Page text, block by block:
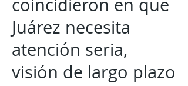
coincidieron en que
Juárez necesita
atención seria,
visión de largo plazo